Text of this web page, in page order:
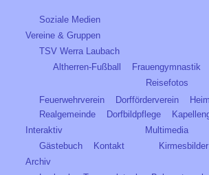
Soziale Medien
Vereine & Gruppen
TSV Werra Laubach
Altherren-Fußball
Frauengymnastik
Reisefotos
Feuerwehrverein Dorfförderverein
Realgemeinde
Dorfbildpflege
Interaktiv
Gästebuch
Kontakt
Multimedia
Kirmesbilder
Archiv